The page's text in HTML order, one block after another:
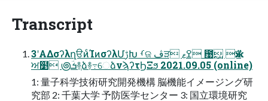
Transcript
3ʹΑΔσʔλղੳͷͨΊͷσʔλՄࢹԽ ࡾଜ ڤੜ ߐޱ ఩࢙ ӝੜ
ਅ໵ ౷ܭؔ࿈ֶձ࿈߹େձνϡʔτϦΞϧ 2021.09.05 (online)
1: 量⼦科学技術研究開発機構 脳機能イメージング研
究部 2: 千葉⼤学 予防医学センター 3: 国⽴環境研究